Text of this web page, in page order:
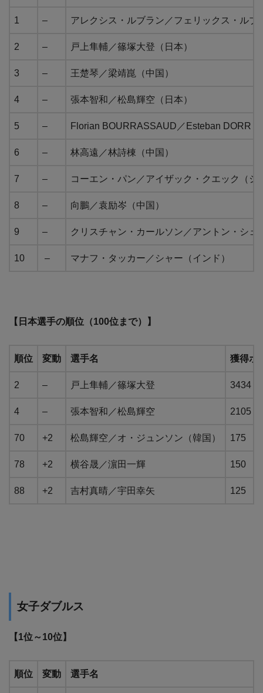
1 – アレクシス・ルブラン／フェリックス・ルブ
2 – 戸上隼輔／篠塚大登（日本）
3 – 王楚琴／梁靖崑（中国）
4 – 張本智和／松島輝空（日本）
5 – Florian BOURRASSAUD／Esteban DORR
6 – 林高遠／林詩棟（中国）
7 – コーエン・パン／アイザック・クエック（シ
8 – 向鵬／袁励岑（中国）
9 – クリスチャン・カールソン／アントン・シェ
10 – マナフ・タッカー／シャー（インド）
【日本選手の順位（100位まで）】
順位 変動 選手名 獲得ポ
2 – 戸上隼輔／篠塚大登 3434
4 – 張本智和／松島輝空 2105
70 +2 松島輝空／オ・ジュンソン（韓国） 175
78 +2 横谷晟／濵田一輝 150
88 +2 吉村真晴／宇田幸矢 125
女子ダブルス
【1位～10位】
順位 変動 選手名